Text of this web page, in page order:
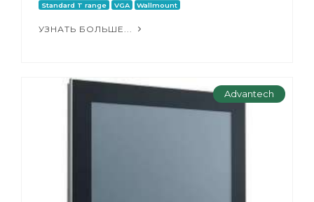
Standard T range VGA Wallmount
УЗНАТЬ БОЛЬШЕ...
Advantech